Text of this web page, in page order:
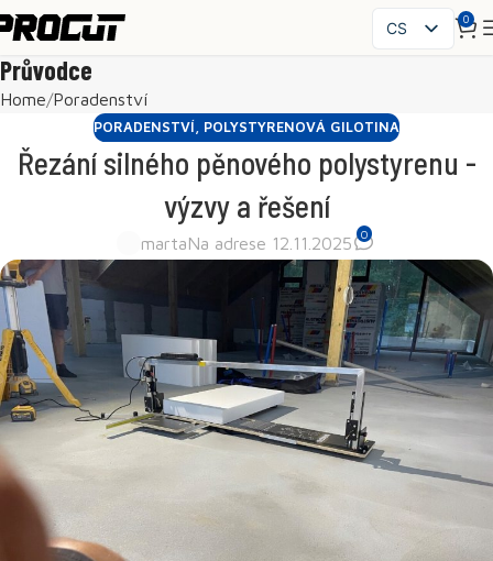
CS
SK
FR
UK
RO
DE
0
Průvodce
Home Poradenství
PORADENSTVÍ, POLYSTYRENOVÁ GILOTINA
Řezání silného pěnového polystyrenu -
výzvy a řešení
martaNa adrese 12.11.2025 0